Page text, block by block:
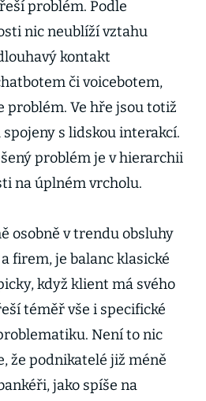
problém. Podle
nic neublíží vztahu
kontakt
či voicebotem,
problém. Ve hře jsou totiž
s lidskou interakcí.
problém je v hierarchii
na úplném vrcholu.
osobně v trendu obsluhy
firem, je balanc klasické
když klient má svého
téměř vše i specifické
Není to nic
že podnikatelé již méně
jako spíše na